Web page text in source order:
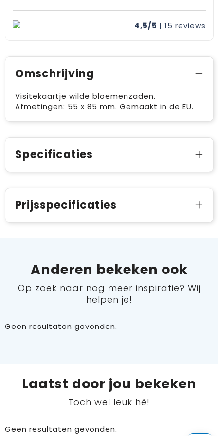
4,5/5 | 15 reviews
Omschrijving
Visitekaartje wilde bloemenzaden.
Afmetingen: 55 x 85 mm. Gemaakt in de EU.
Specificaties
Prijsspecificaties
Anderen bekeken ook
Op zoek naar nog meer inspiratie? Wij
helpen je!
Geen resultaten gevonden.
Laatst door jou bekeken
Toch wel leuk hé!
Geen resultaten gevonden.